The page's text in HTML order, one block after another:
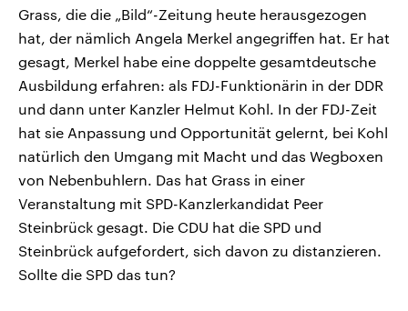
Grass, die die „Bild“-Zeitung heute herausgezogen
hat, der nämlich Angela Merkel angegriffen hat. Er hat
gesagt, Merkel habe eine doppelte gesamtdeutsche
Ausbildung erfahren: als FDJ-Funktionärin in der DDR
und dann unter Kanzler Helmut Kohl. In der FDJ-Zeit
hat sie Anpassung und Opportunität gelernt, bei Kohl
natürlich den Umgang mit Macht und das Wegboxen
von Nebenbuhlern. Das hat Grass in einer
Veranstaltung mit SPD-Kanzlerkandidat Peer
Steinbrück gesagt. Die CDU hat die SPD und
Steinbrück aufgefordert, sich davon zu distanzieren.
Sollte die SPD das tun?